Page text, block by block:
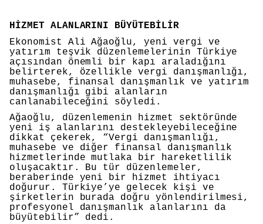
HİZMET ALANLARINI BÜYÜTEBİLİR
Ekonomist Ali Ağaoğlu, yeni vergi ve
yatırım teşvik düzenlemelerinin Türkiye
açısından önemli bir kapı araladığını
belirterek, özellikle vergi danışmanlığı,
muhasebe, finansal danışmanlık ve yatırım
danışmanlığı gibi alanların
canlanabileceğini söyledi.
Ağaoğlu, düzenlemenin hizmet sektöründe
yeni iş alanlarını destekleyebileceğine
dikkat çekerek, “Vergi danışmanlığı,
muhasebe ve diğer finansal danışmanlık
hizmetlerinde mutlaka bir hareketlilik
oluşacaktır. Bu tür düzenlemeler,
beraberinde yeni bir hizmet ihtiyacı
doğurur. Türkiye’ye gelecek kişi ve
şirketlerin burada doğru yönlendirilmesi,
profesyonel danışmanlık alanlarını da
büyütebilir” dedi.